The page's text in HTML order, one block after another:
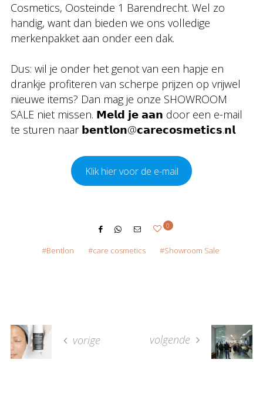
Cosmetics, Oosteinde 1 Barendrecht. Wel zo
handig, want dan bieden we ons volledige
merkenpakket aan onder een dak.
Dus: wil je onder het genot van een hapje en
drankje profiteren van scherpe prijzen op vrijwel
nieuwe items? Dan mag je onze SHOWROOM
SALE niet missen. 𝗠𝗲𝗹𝗱 𝗷𝗲 𝗮𝗮𝗻 door een e-mail
te sturen naar 𝗯𝗲𝗻𝘁𝗹𝗼𝗻@𝗰𝗮𝗿𝗲𝗰𝗼𝘀𝗺𝗲𝘁𝗶𝗰𝘀.𝗻𝗹
Klik hier voor de e-mail
0
Bentlon care cosmetics Showroom Sale
vorige volgende